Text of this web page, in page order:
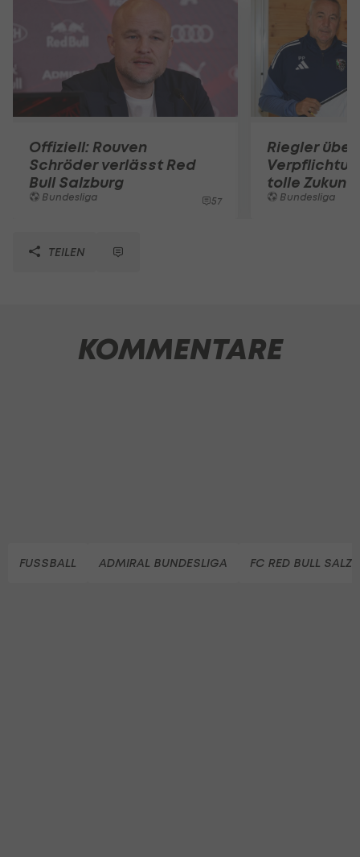
Offiziell: Rouven
Schröder verlässt Red
Bull Salzburg
Bundesliga 57
Riegler
tolle
Bundesliga
TEILEN
KOMMENTARE
FUSSBALL ADMIRAL BUNDESLIGA FC RED BULL